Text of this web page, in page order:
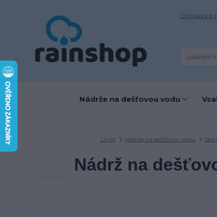
Doprava a
Nádrže na dešťovou vodu
Úvod Nádrže na dešťovou vodu
Nádrž na